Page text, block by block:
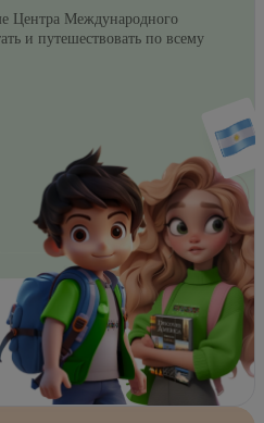
Центра Международного
и путешествовать по всему